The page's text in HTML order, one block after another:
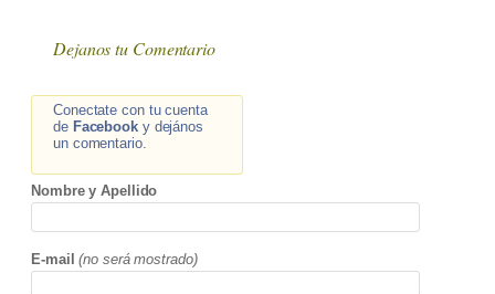
Dejanos tu Comentario
Conectate con tu cuenta
de Facebooky dejános
un comentario.
Nombre y Apellido
E-mail (no será mostrado)